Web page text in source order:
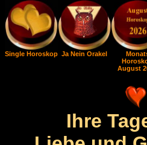
Single Horoskop Ja Nein Orakel
August
Ihre